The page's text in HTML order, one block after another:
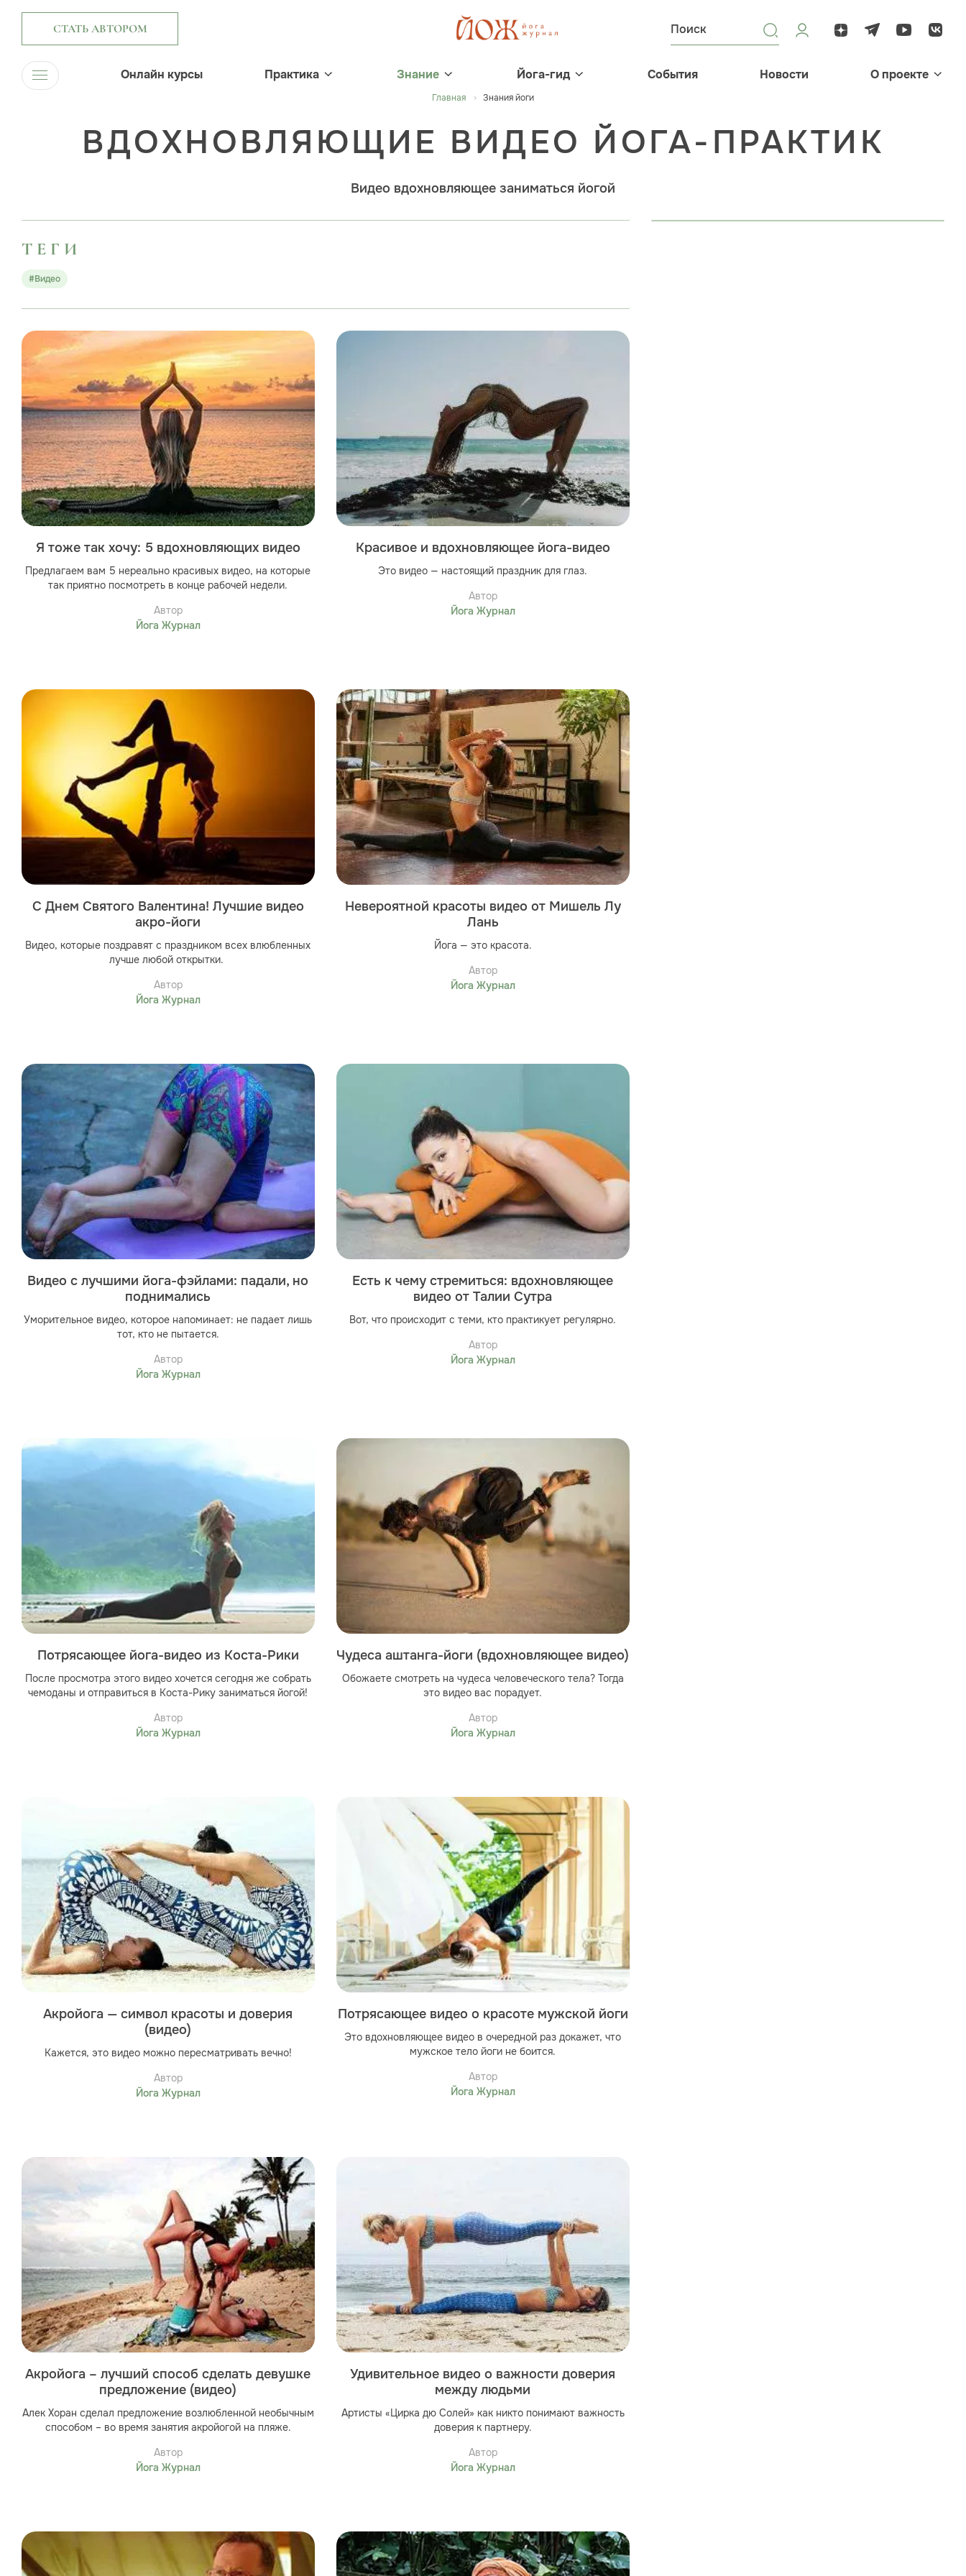
СТАТЬ АВТОРОМ
Онлайн курсы Практика Знание Йога-гид События Новости О проекте
Главная Знания йоги
ВДОХНОВЛЯЮЩИЕ ВИДЕО ЙОГА-ПРАКТИК
Видео вдохновляющее заниматься йогой
ТЕГИ
#Видео
Я тоже так хочу: 5 вдохновляющих видео
Предлагаем вам 5 нереально красивых видео, на которые
так приятно посмотреть в конце рабочей недели.
Автор
Йога Журнал
Красивое и вдохновляющее йога-видео
Это видео — настоящий праздник для глаз.
Автор
Йога Журнал
С Днем Святого Валентина! Лучшие видео
акро-йоги
Видео, которые поздравят с праздником всех влюбленных
лучше любой открытки.
Автор
Йога Журнал
Невероятной красоты видео от Мишель Лу
Лань
Йога — это красота.
Автор
Йога Журнал
Видео с лучшими йога-фэйлами: падали, но
поднимались
Уморительное видео, которое напоминает: не падает лишь
тот, кто не пытается.
Автор
Йога Журнал
Есть к чему стремиться: вдохновляющее
видео от Талии Сутра
Вот, что происходит с теми, кто практикует регулярно.
Автор
Йога Журнал
Потрясающее йога-видео из Коста-Рики
После просмотра этого видео хочется сегодня же собрать
чемоданы и отправиться в Коста-Рику заниматься йогой!
Автор
Йога Журнал
Чудеса аштанга-йоги (вдохновляющее видео)
Обожаете смотреть на чудеса человеческого тела? Тогда
это видео вас порадует.
Автор
Йога Журнал
Акройога — символ красоты и доверия
(видео)
Кажется, это видео можно пересматривать вечно!
Автор
Йога Журнал
Потрясающее видео о красоте мужской йоги
Это вдохновляющее видео в очередной раз докажет, что
мужское тело йоги не боится.
Автор
Йога Журнал
Акройога – лучший способ сделать девушке
предложение (видео)
Алек Хоран сделал предложение возлюбленной необычным
способом – во время занятия акройогой на пляже.
Автор
Йога Журнал
Удивительное видео о важности доверия
между людьми
Артисты «Цирка дю Солей» как никто понимают важность
доверия к партнеру.
Автор
Йога Журнал